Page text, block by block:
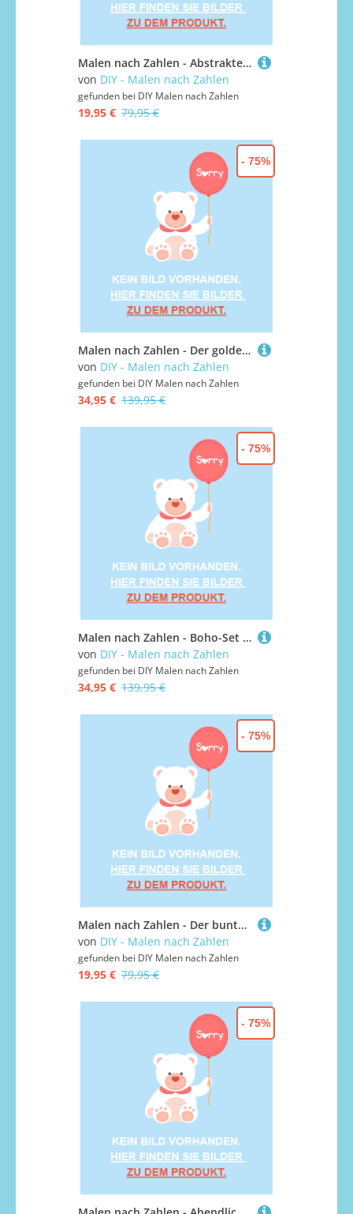
Malen nach Zahlen - Abstrakte Illustration 6, ohne Rahmen
von DIY - Malen nach Zahlen
gefunden bei DIY Malen nach Zahlen
19,95 € 79,95 €
Malen nach Zahlen - Der goldene Buddha, mit Rahmen
von DIY - Malen nach Zahlen
gefunden bei DIY Malen nach Zahlen
34,95 € 139,95 €
- 75%
Malen nach Zahlen - Boho-Set 17, mit Rahmen
von DIY - Malen nach Zahlen
gefunden bei DIY Malen nach Zahlen
34,95 € 139,95 €
- 75%
Malen nach Zahlen - Der bunte Affe, ohne Rahmen
von DIY - Malen nach Zahlen
gefunden bei DIY Malen nach Zahlen
19,95 € 79,95 €
- 75%
- 75%